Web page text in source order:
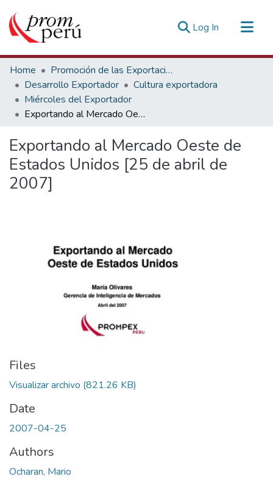
Log In (current)
Communities & Collections
All of DSpace
Statistics
Estadísticas Externas
Home
Promoción de las Exportaciones
Desarrollo Exportador
Cultura exportadora
Miércoles del Exportador
Exportando al Mercado Oeste de Estados Unidos [25 de abril de 2007]
Exportando al Mercado Oeste de
Estados Unidos [25 de abril de
2007]
Files
Visualizar archivo (821.26 KB)
Date
2007-04-25
Authors
Ocharan, Mario